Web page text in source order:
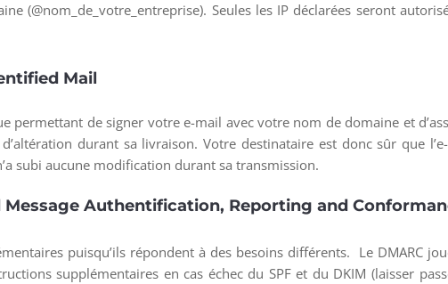
(@nom_de_votre_entreprise). Seules les IP déclarées seront
Mail
permettant de signer votre e-mail avec votre nom de domaine et
durant sa livraison. Votre destinataire est donc sûr que
subi aucune modification durant sa transmission.
Message Authentification, Reporting and
puisqu’ils répondent à des besoins différents. Le DMARC
supplémentaires en cas échec du SPF et du DKIM (laisser